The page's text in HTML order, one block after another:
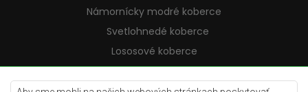
Námornícky modré koberce
Svetlohnedé koberce
Lososové koberce
Krémové koberce